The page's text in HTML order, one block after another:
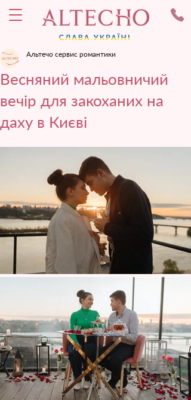
Весняний мальовничий
вечір для закоханих на
даху в Києві
Альтечо сервис романтики